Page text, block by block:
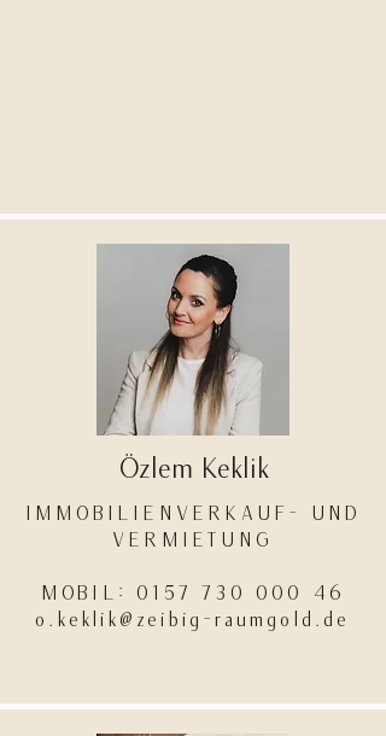
Özlem Keklik
IMMOBILIENVERKAUF- UND
VERMIETUNG
MOBIL: 0157 730 000 46
o.keklik@zeibig-raumgold.de